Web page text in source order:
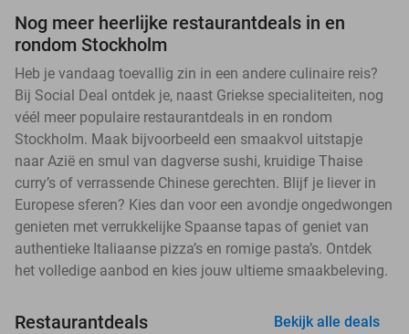
Nog meer heerlijke restaurantdeals in en
rondom Stockholm
Heb je vandaag toevallig zin in een andere culinaire reis?
Bij Social Deal ontdek je, naast Griekse specialiteiten, nog
véél meer populaire restaurantdeals in en rondom
Stockholm. Maak bijvoorbeeld een smaakvol uitstapje
naar Azië en smul van dagverse sushi, kruidige Thaise
curry’s of verrassende Chinese gerechten. Blijf je liever in
Europese sferen? Kies dan voor een avondje ongedwongen
genieten met verrukkelijke Spaanse tapas of geniet van
authentieke Italiaanse pizza’s en romige pasta’s. Ontdek
het volledige aanbod en kies jouw ultieme smaakbeleving.
Restaurantdeals Bekijk alle deals